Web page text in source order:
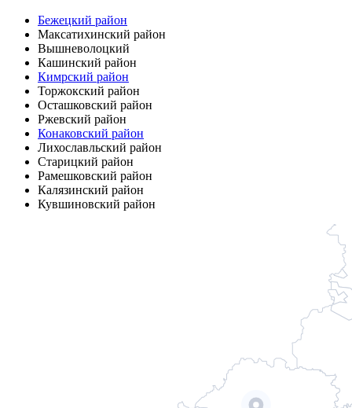
Бежецкий район
Максатихинский район
Вышневолоцкий
Кашинский район
Кимрский район
Торжокский район
Осташковский район
Ржевский район
Конаковский район
Лихославльский район
Старицкий район
Рамешковский район
Калязинский район
Кувшиновский район